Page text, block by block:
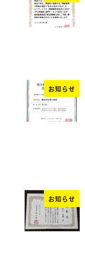
お知らせ
お知らせ